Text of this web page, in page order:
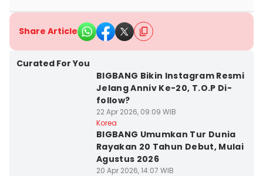
Share Article
Curated For You
BIGBANG Bikin Instagram Resmi
Jelang Anniv Ke-20, T.O.P Di-
follow?
22 Apr 2026, 09:09 WIB
Korea
BIGBANG Umumkan Tur Dunia
Rayakan 20 Tahun Debut, Mulai
Agustus 2026
20 Apr 2026, 14:07 WIB